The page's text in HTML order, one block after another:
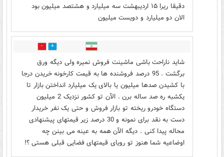
دقیقا ریرا ۱۵ اردیبهشت سه میلیارد و هشتصد میلیون بود
الان دو میلیارد و دویست میلیون
1
شاید ناراحت باشی ماشینت فروش نمیره ولی دیگه ورق
برگشت . 95 درصد فروشنده ها به قیمت کارخونه خریدن درجا
با کشیدن صدها میلیون یا بالای یک میلیارد انداختن بازار تا
یکشبه ره صد ساله برن . الآن تو کشور نزدیک 2 میلیون
دستگاه خودرو ریخته تو بازار فروش و حتی یک نفر خریدار
دست به نقد برای نمونه و 30 درصد زیر قیمتهای پیشنهادی
محاله پیدا کنی . دیگه الآن همه به عینه می بینن چه
اوضاعیه شما هنوز تو رویای قیمتهای فضایی قبلی هستی ؟!